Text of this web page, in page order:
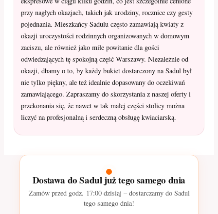
przy nagłych okazjach, takich jak urodziny, rocznice czy gesty
pojednania. Mieszkańcy Sadulu często zamawiają kwiaty z
okazji uroczystości rodzinnych organizowanych w domowym
zaciszu, ale również jako miłe powitanie dla gości
odwiedzających tę spokojną część Warszawy. Niezależnie od
okazji, dbamy o to, by każdy bukiet dostarczony na Sadul był
nie tylko piękny, ale też idealnie dopasowany do oczekiwań
zamawiającego. Zapraszamy do skorzystania z naszej oferty i
przekonania się, że nawet w tak małej części stolicy można
liczyć na profesjonalną i serdeczną obsługę kwiaciarską.
Dostawa do Sadul już tego samego dnia
Zamów przed godz. 17:00dzisiaj – dostarczamy do Sadul
tego samego dnia!